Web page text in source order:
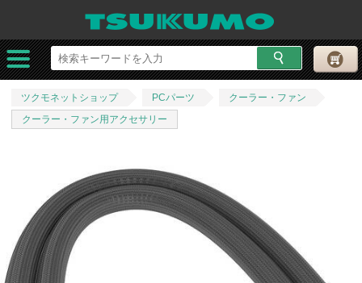
ツクモネットショップ PCパーツ
クーラー・ファン
クーラー・ファン用アクセサリー